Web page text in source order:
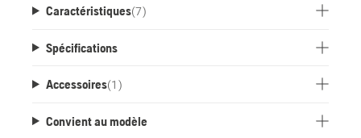
Caractéristiques(7)
Spécifications
Accessoires(1 )
Convient au modèle